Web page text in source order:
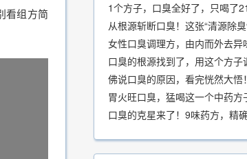
看组方简
佛说口臭的原因，看完恍然大悟！